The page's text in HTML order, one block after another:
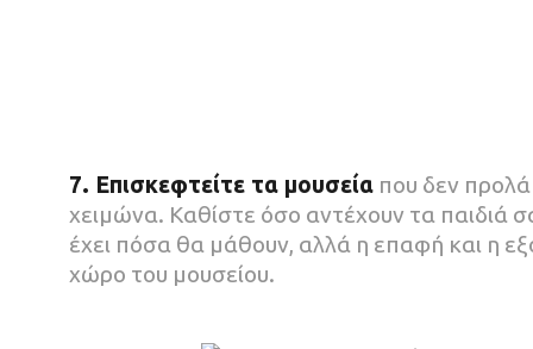
7. Επισκεφτείτε τα μουσεία που δεν
χειμώνα. Καθίστε όσο αντέχουν τα παιδιά
έχει πόσα θα μάθουν, αλλά η επαφή και η
χώρο του μουσείου.